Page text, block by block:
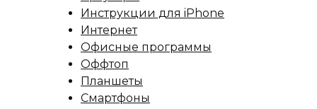
Инструкции для iPhone
Интернет
Офисные программы
Оффтоп
Планшеты
Смартфоны